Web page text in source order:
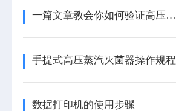
一篇文章教会你如何验证高压灭菌器灭菌效果!
手提式高压蒸汽灭菌器操作规程
数据打印机的使用步骤